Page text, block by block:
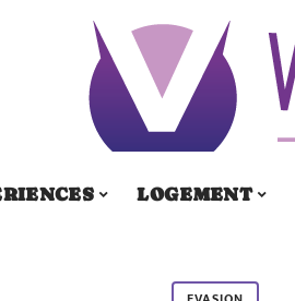
LOGEMENT